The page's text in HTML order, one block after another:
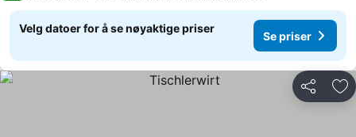
Velg datoer for å se nøyaktige priser
Se priser
Del